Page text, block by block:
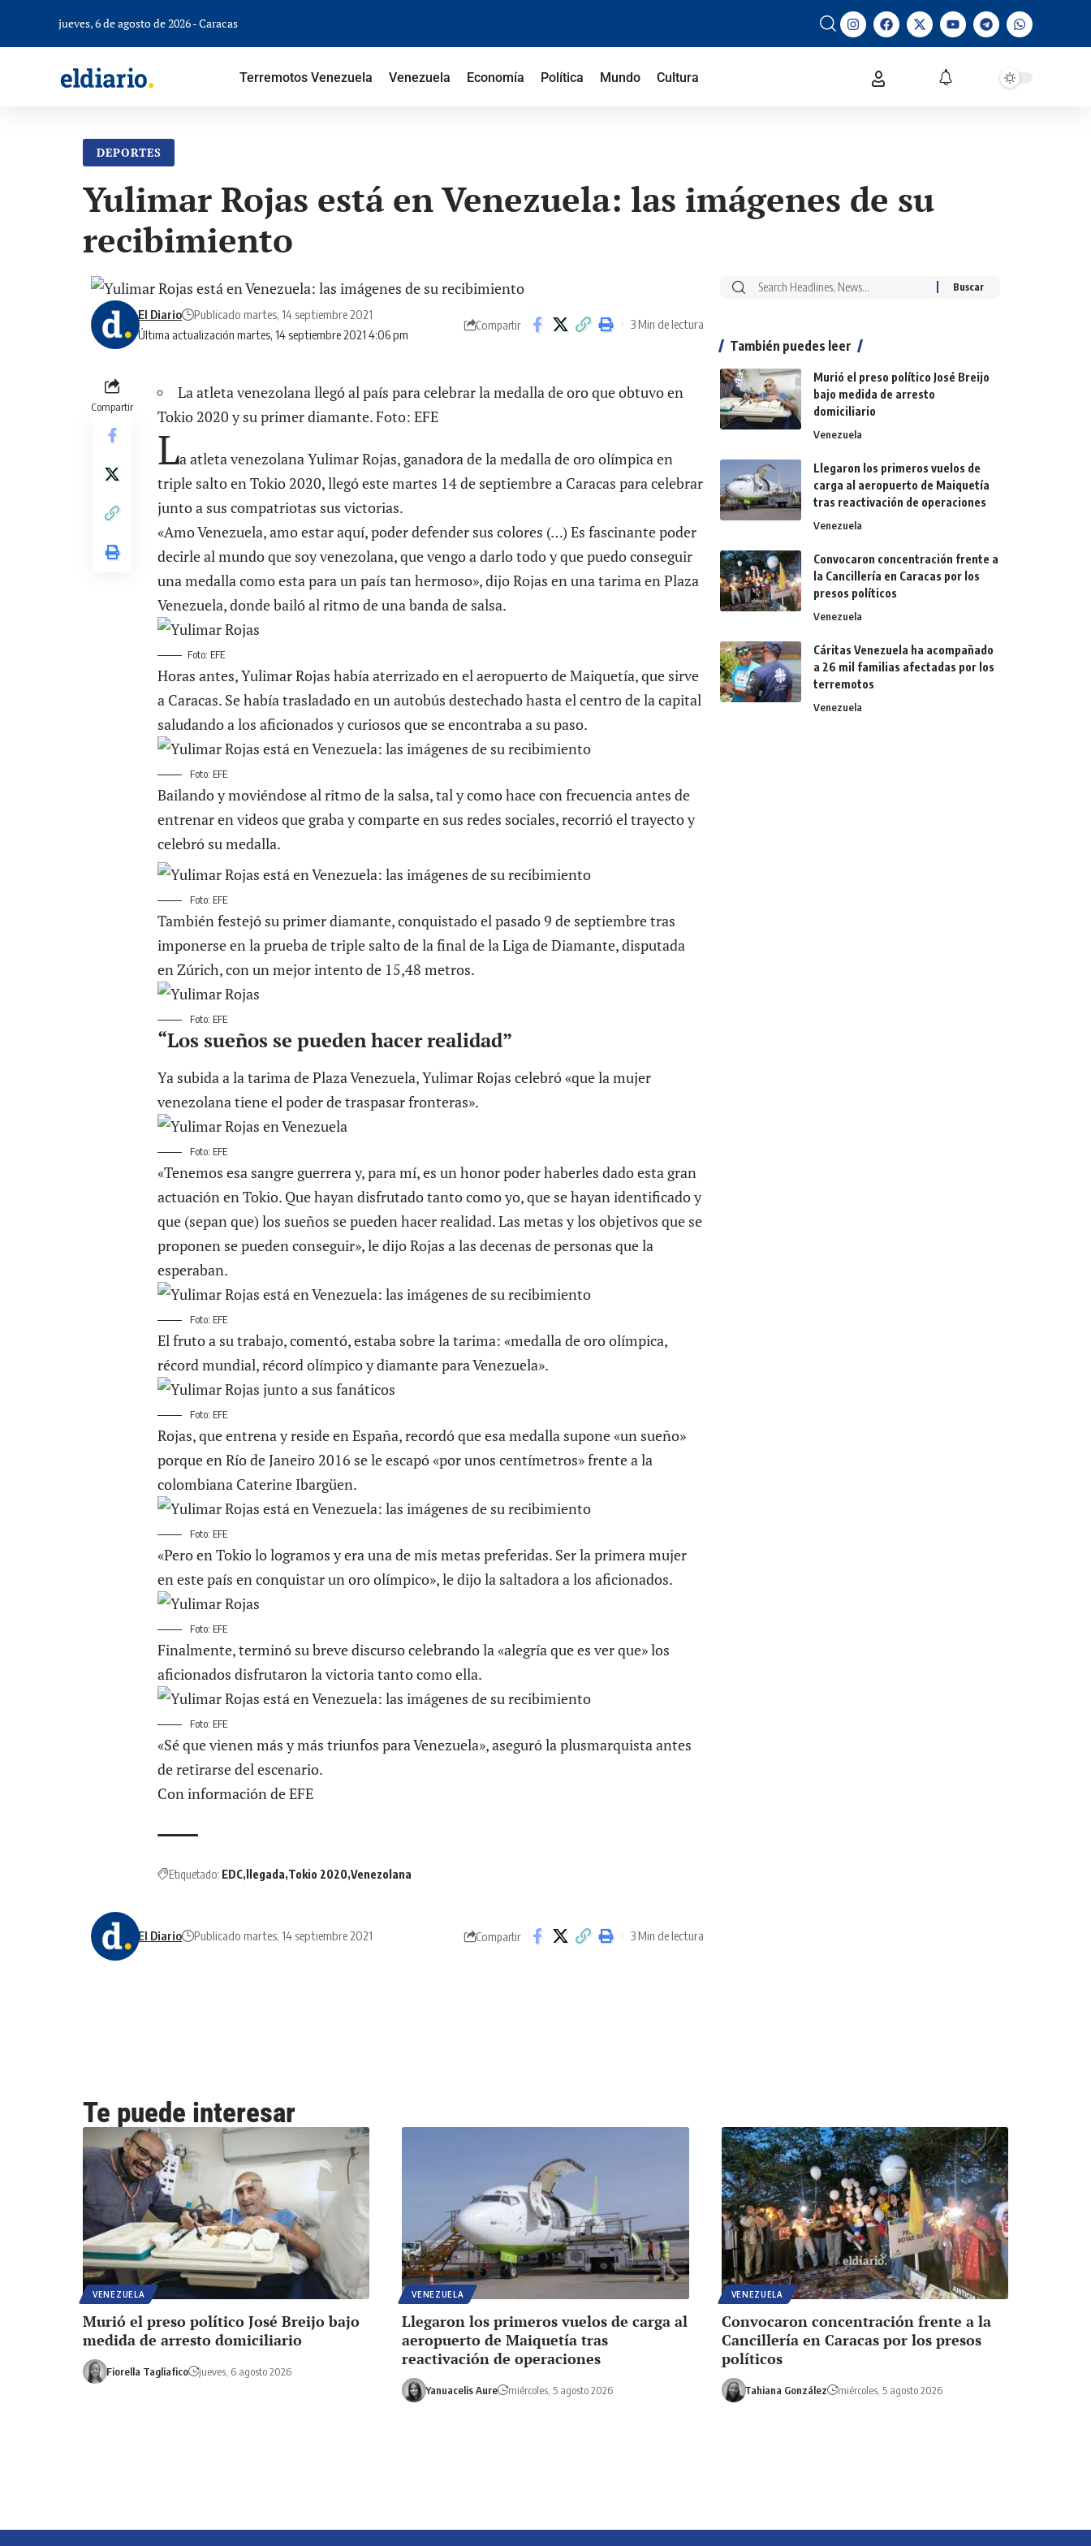
jueves, 6 de agosto de 2026 - Caracas
Terremotos Venezuela Venezuela Economía Política Mundo Cultura
DEPORTES
Yulimar Rojas está en Venezuela: las imágenes de su
recibimiento
Última actualización martes, 14 septiembre 2021 4:06 pm
El Diario Publicado martes, 14 septiembre 2021
Compartir 3 Min de lectura
Compartir
La atleta venezolana llegó al país para celebrar la medalla de oro que obtuvo en
Tokio 2020 y su primer diamante. Foto: EFE
La atleta venezolana Yulimar Rojas, ganadora de la medalla de oro olímpica en
triple salto en Tokio 2020, llegó este martes 14 de septiembre a Caracas para celebrar
junto a sus compatriotas sus victorias.
«Amo Venezuela, amo estar aquí, poder defender sus colores (…) Es fascinante poder
decirle al mundo que soy venezolana, que vengo a darlo todo y que puedo conseguir
una medalla como esta para un país tan hermoso», dijo Rojas en una tarima en Plaza
Venezuela, donde bailó al ritmo de una banda de salsa.
Foto: EFE
Horas antes, Yulimar Rojas había aterrizado en el aeropuerto de Maiquetía, que sirve
a Caracas. Se había trasladado en un autobús destechado hasta el centro de la capital
saludando a los aficionados y curiosos que se encontraba a su paso.
Foto: EFE
Bailando y moviéndose al ritmo de la salsa, tal y como hace con frecuencia antes de
entrenar en videos que graba y comparte en sus redes sociales, recorrió el trayecto y
celebró su medalla.
Foto: EFE
También festejó su primer diamante, conquistado el pasado 9 de septiembre tras
imponerse en la prueba detriple salto de la final de la Liga de Diamante, disputada
en Zúrich, con un mejor intento de 15,48 metros.
Foto: EFE
“Los sueños se pueden hacer realidad”
Ya subida a la tarima de Plaza Venezuela, Yulimar Rojas celebró «que la mujer
venezolana tiene el poder de traspasar fronteras».
Foto: EFE
«Tenemos esa sangre guerrera y, para mí, es un honor poder haberles dado esta gran
actuación en Tokio. Que hayan disfrutado tanto como yo, que se hayan identificado y
que (sepan que) los sueños se pueden hacer realidad. Las metas y los objetivos que se
proponen se pueden conseguir», le dijo Rojas a las decenas de personas que la
esperaban.
Foto: EFE
El fruto a su trabajo, comentó, estaba sobre la tarima: «medalla de oro olímpica,
récord mundial, récord olímpico y diamante para Venezuela».
Foto: EFE
Rojas, que entrena y reside en España, recordó que esa medalla supone «un sueño»
porque en Río de Janeiro 2016 se le escapó «por unos centímetros» frente a la
colombiana Caterine Ibargüen.
Foto: EFE
«Pero en Tokio lo logramos y era una de mis metas preferidas. Ser la primera mujer
en este país en conquistar un oro olímpico», le dijo la saltadora a los aficionados.
Foto: EFE
Finalmente, terminó su breve discurso celebrando la «alegría que es ver que» los
aficionados disfrutaron la victoria tanto como ella.
Foto: EFE
«Sé que vienen más y más triunfos para Venezuela», aseguró la plusmarquista antes
de retirarse del escenario.
Con información de EFE
Etiquetado: EDC llegada Tokio 2020 Venezolana
El Diario Publicado martes, 14 septiembre 2021 Compartir 3 Min de lectura
También puedes leer
Murió el preso político José Breijo
bajo medida de arresto
domiciliario
Venezuela
Llegaron los primeros vuelos de
carga al aeropuerto de Maiquetía
tras reactivación de operaciones
Venezuela
Convocaron concentración frente a
la Cancillería en Caracas por los
presos políticos
Venezuela
Cáritas Venezuela ha acompañado
a 26 mil familias afectadas por los
terremotos
Venezuela
Te puede interesar
VENEZUELA
Murió el preso político José Breijo bajo
medida de arresto domiciliario
Fiorella Tagliafico jueves, 6 agosto 2026
VENEZUELA
Llegaron los primeros vuelos de carga al
aeropuerto de Maiquetía tras
reactivación de operaciones
Yanuacelis Aure miércoles, 5 agosto 2026
VENEZUELA
Convocaron concentración frente a la
Cancillería en Caracas por los presos
políticos
Tahiana González miércoles, 5 agosto 2026